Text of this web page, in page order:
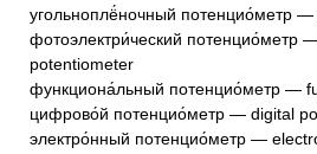
угольноплё́ночный потенцио́метр
фотоэлектри́ческий потенцио́метр
potentiometer
функциона́льный потенцио́метр —
цифрово́й потенцио́метр — digital
электро́нный потенцио́метр —